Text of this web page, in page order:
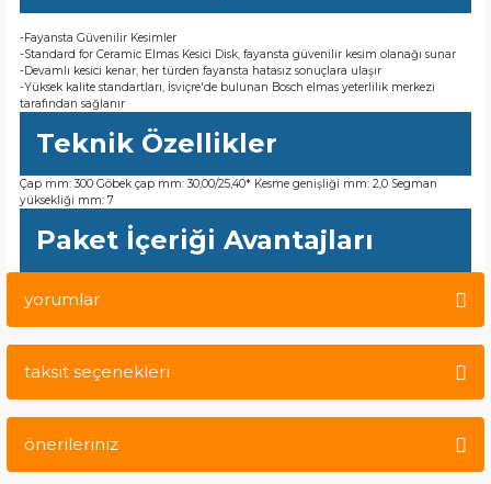
-Fayansta Güvenilir Kesimler
-Standard for Ceramic Elmas Kesici Disk, fayansta güvenilir kesim olanağı sunar
-Devamlı kesici kenar, her türden fayansta hatasız sonuçlara ulaşır
-Yüksek kalite standartları, İsviçre'de bulunan Bosch elmas yeterlilik merkezi
tarafından sağlanır
Teknik Özellikler
Çap mm: 300 Göbek çap mm: 30,00/25,40* Kesme genişliği mm: 2,0 Segman
yüksekliği mm: 7
Paket İçeriği Avantajları
yorumlar
taksit seçenekleri
önerileriniz